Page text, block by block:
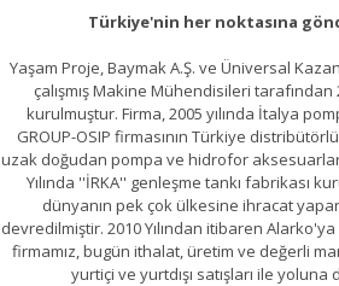
Türkiye'nin her noktasına
Yaşam Proje, Baymak A.Ş. ve Üniversal
çalışmış Makine Mühendisileri tarafından
kurulmuştur. Firma, 2005 yılında İtalya
GROUP-OSIP firmasının Türkiye
uzak doğudan pompa ve hidrofor aksesuarları
Yılında ''İRKA'' genleşme tankı fabrikası
dünyanın pek çok ülkesine ihracat
devredilmiştir. 2010 Yılından itibaren
firmamız, bugün ithalat, üretim ve değerli
yurtiçi ve yurtdışı satışları ile